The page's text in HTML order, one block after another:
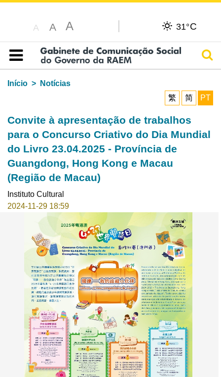
A A A 31°C
Índice
Início
Notícias
繁
简 PT
Convite à apresentação de trabalhos
para o Concurso Criativo do Dia Mundial
do Livro 23.04.2025 - Província de
Guangdong, Hong Kong e Macau
(Região de Macau)
Instituto Cultural
2024-11-29 18:59